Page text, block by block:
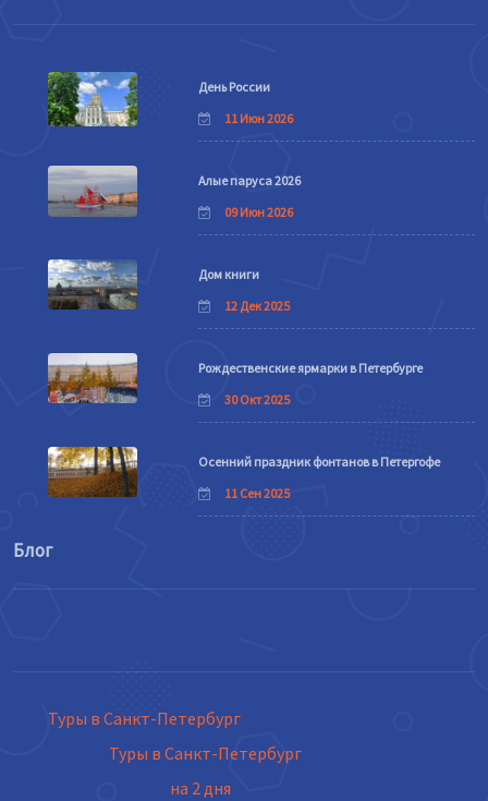
День России
11 Июн 2026
Алые паруса 2026
09 Июн 2026
Дом книги
12 Дек 2025
Рождественские ярмарки в Петербурге
30 Окт 2025
Осенний праздник фонтанов в Петергофе
11 Сен 2025
Блог
Туры в Санкт-Петербург
Туры в Санкт-Петербург
на 2 дня